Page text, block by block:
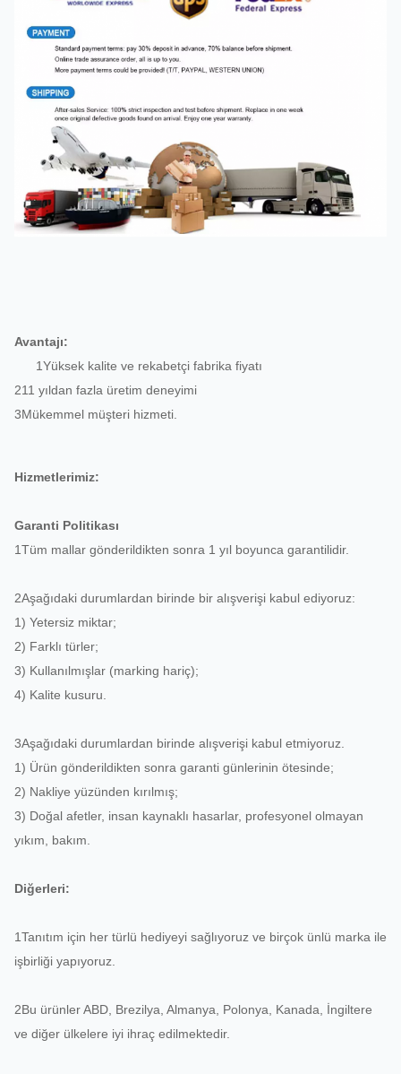
Avantajı:
1Yüksek kalite ve rekabetçi fabrika fiyatı
211 yıldan fazla üretim deneyimi
3Mükemmel müşteri hizmeti.
Hizmetlerimiz:
Garanti Politikası
1Tüm mallar gönderildikten sonra 1 yıl boyunca garantilidir.
2Aşağıdaki durumlardan birinde bir alışverişi kabul ediyoruz:
1) Yetersiz miktar;
2) Farklı türler;
3) Kullanılmışlar (marking hariç);
4) Kalite kusuru.
3Aşağıdaki durumlardan birinde alışverişi kabul etmiyoruz.
1) Ürün gönderildikten sonra garanti günlerinin ötesinde;
2) Nakliye yüzünden kırılmış;
3) Doğal afetler, insan kaynaklı hasarlar, profesyonel olmayan
yıkım, bakım.
Diğerleri:
1Tanıtım için her türlü hediyeyi sağlıyoruz ve birçok ünlü marka ile
işbirliği yapıyoruz.
2Bu ürünler ABD, Brezilya, Almanya, Polonya, Kanada, İngiltere
ve diğer ülkelere iyi ihraç edilmektedir.